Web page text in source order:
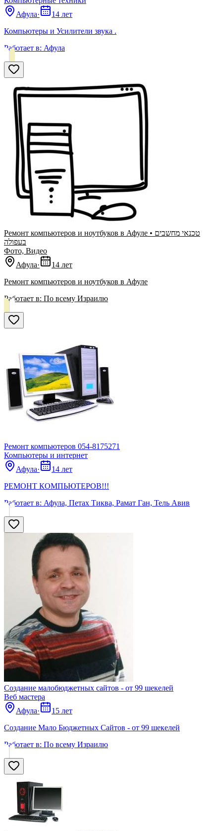
Афула·
14 лет
Компьютеры и Усилители звука .
Работает в: Афула
Ремонт компьютеров и ноутбуков в Афуле • טכנאי מחשבים
בעפולה
Фото, Видео
Афула·
14 лет
Ремонт компьютеров и ноутбуков в Афуле
Работает в: По всему Израилю
Ремонт компьютеров 054-8175271
Компьютеры и интернет
Афула·
14 лет
РЕМОНТ КОМПЬЮТЕРОВ!!!
Работает в: Афула, Петах Тиква, Рамат Ган, Тель Авив
Создание малобюджетных сайтов - от 99 шекелей
Веб мастера
Афула·
15 лет
Создание Мало Бюджетных Сайтов - от 99 шекелей
Работает в: По всему Израилю